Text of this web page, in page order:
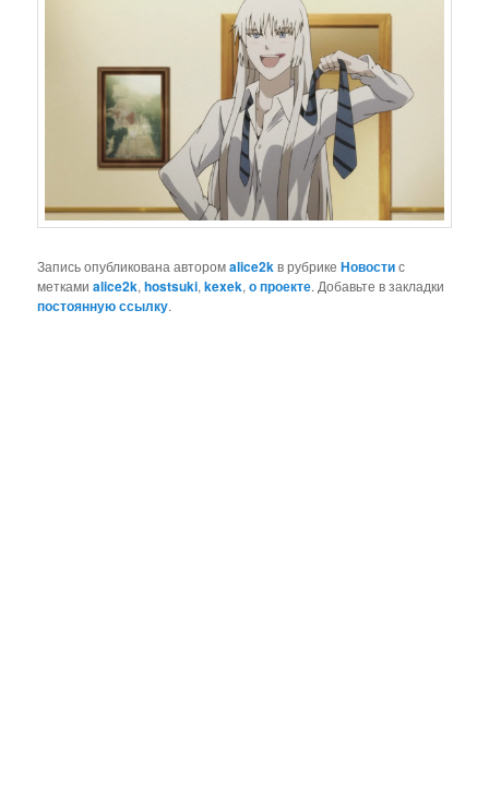
Запись опубликована авторомalice2kв рубрикеНовостис
меткамиalice2k,hostsuki,kexek,о проекте. Добавьте в закладки
постоянную ссылку.